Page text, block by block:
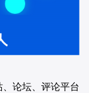
论坛、评论平台